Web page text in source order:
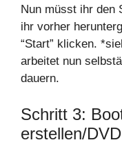
Nun müsst ihr den
ihr vorher
“Start” klicken.
arbeitet nun
dauern.
Schritt 3:
erstellen/